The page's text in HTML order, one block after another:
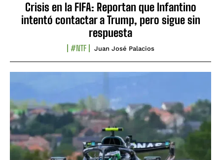
Crisis en la FIFA: Reportan que Infantino
intentó contactar a Trump, pero sigue sin
respuesta
#NTF Juan José Palacios